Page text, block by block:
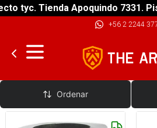
tyc. Tienda Apoquindo 7331.
+56 2 2244
Fundas y Accesorios de Remos
Ordenar